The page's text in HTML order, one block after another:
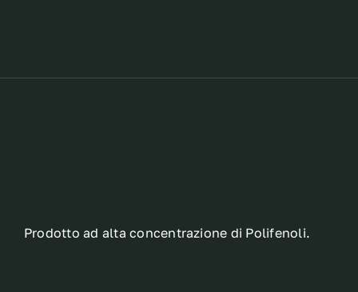
Prodotto ad alta concentrazione di Polifenoli.